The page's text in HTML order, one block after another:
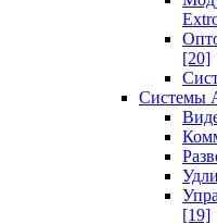
[20]
Системы
[19]